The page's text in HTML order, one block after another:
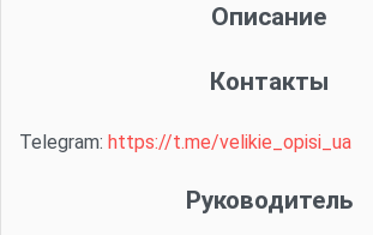
Описание
Контакты
Telegram: https://t.me/velikie_opisi_ua
Руководитель